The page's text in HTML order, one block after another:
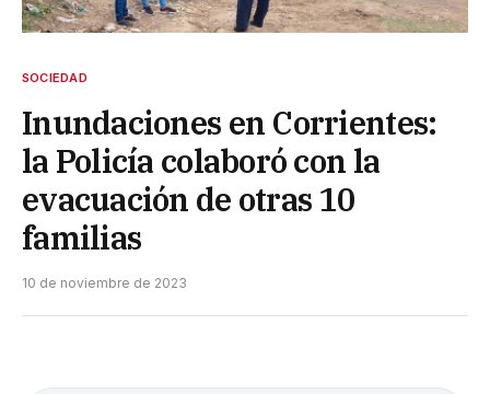
SOCIEDAD
Inundaciones en Corrientes:
la Policía colaboró con la
evacuación de otras 10
familias
10 de noviembre de 2023